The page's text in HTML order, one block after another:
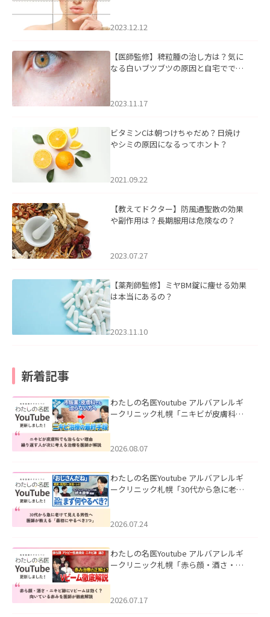
2023.12.12
【医師監修】稗粒腫の治し方は？気に
なる白いブツブツの原因と自宅ででき
2023.11.17
ビタミンCは朝つけちゃだめ？日焼け
やシミの原因になるってホント？
2021.09.22
【教えてドクター】防風通聖散の効果
や副作用は？長期服用は危険なの？
2023.07.27
【薬剤師監修】ミヤBM錠に痩せる効果
は本当にあるの？
2023.11.10
新着記事
わたしの名医Youtube アルバアレルギ
ークリニック札幌「ニキビが皮膚科で
ました。
2026.08.07
わたしの名医Youtube アルバアレルギ
ークリニック札幌「30代から急に老け
た。
2026.07.24
わたしの名医Youtube アルバアレルギ
ークリニック札幌「赤ら顔・酒さ・ニ
した。
2026.07.17